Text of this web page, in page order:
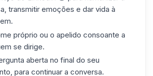
transmitir emoções e dar vida à
próprio ou o apelido consoante a
se dirige.
aberta no final do seu
para continuar a conversa.